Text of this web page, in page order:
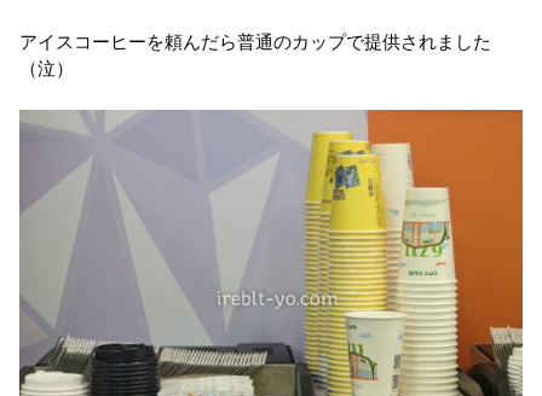
アイスコーヒーを頼んだら普通のカップで提供されました
（泣）